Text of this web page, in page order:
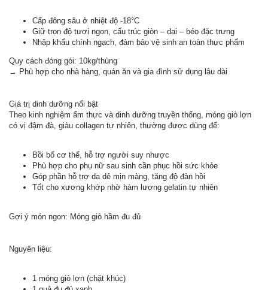
Cấp đông sâu ở nhiệt độ -18°C
Giữ trọn độ tươi ngon, cấu trúc giòn – dai – béo đặc trưng
Nhập khẩu chính ngạch, đảm bảo vệ sinh an toàn thực phẩm
Quy cách đóng gói: 10kg/thùng
→ Phù hợp cho nhà hàng, quán ăn và gia đình sử dụng lâu dài
Giá trị dinh dưỡng nổi bật
Theo kinh nghiệm ẩm thực và dinh dưỡng truyền thống, móng giò lợn
có vị đậm đà, giàu collagen tự nhiên, thường được dùng để:
Bồi bổ cơ thể, hỗ trợ người suy nhược
Phù hợp cho phụ nữ sau sinh cần phục hồi sức khỏe
Góp phần hỗ trợ da dẻ mịn màng, tăng độ đàn hồi
Tốt cho xương khớp nhờ hàm lượng gelatin tự nhiên
Gợi ý món ngon: Móng giò hầm đu đủ
Nguyên liệu:
1 móng giò lợn (chặt khúc)